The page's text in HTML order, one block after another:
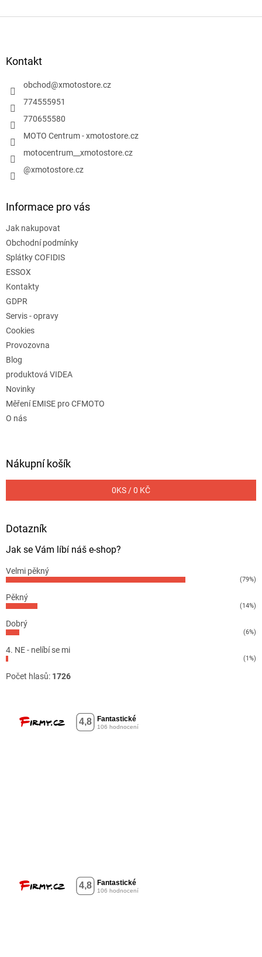
Kontakt
obchod@xmotostore.cz
774555951
770655580
MOTO Centrum - xmotostore.cz
motocentrum__xmotostore.cz
@xmotostore.cz
Informace pro vás
Jak nakupovat
Obchodní podmínky
Splátky COFIDIS
ESSOX
Kontakty
GDPR
Servis - opravy
Cookies
Provozovna
Blog
produktová VIDEA
Novinky
Měření EMISE pro CFMOTO
O nás
Nákupní košík
0KS /0 KČ
Dotazník
Jak se Vám líbí náš e-shop?
Velmi pěkný
(79%)
Pěkný
(14%)
Dobrý
(6%)
4. NE - nelíbí se mi
(1%)
Počet hlasů: 1726